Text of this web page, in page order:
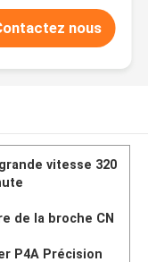
nous
vitesse 320
de la broche CN
P4A Précision